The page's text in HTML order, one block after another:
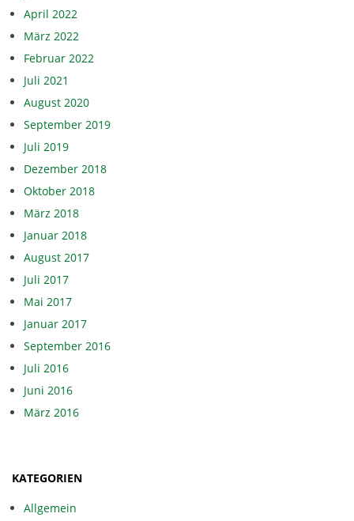
April 2022
März 2022
Februar 2022
Juli 2021
August 2020
September 2019
Juli 2019
Dezember 2018
Oktober 2018
März 2018
Januar 2018
August 2017
Juli 2017
Mai 2017
Januar 2017
September 2016
Juli 2016
Juni 2016
März 2016
KATEGORIEN
Allgemein